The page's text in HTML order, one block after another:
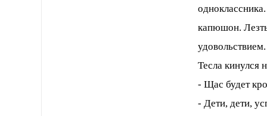
капюшон.
Тесла кинулся
- Щас будет
- Дети, дети,